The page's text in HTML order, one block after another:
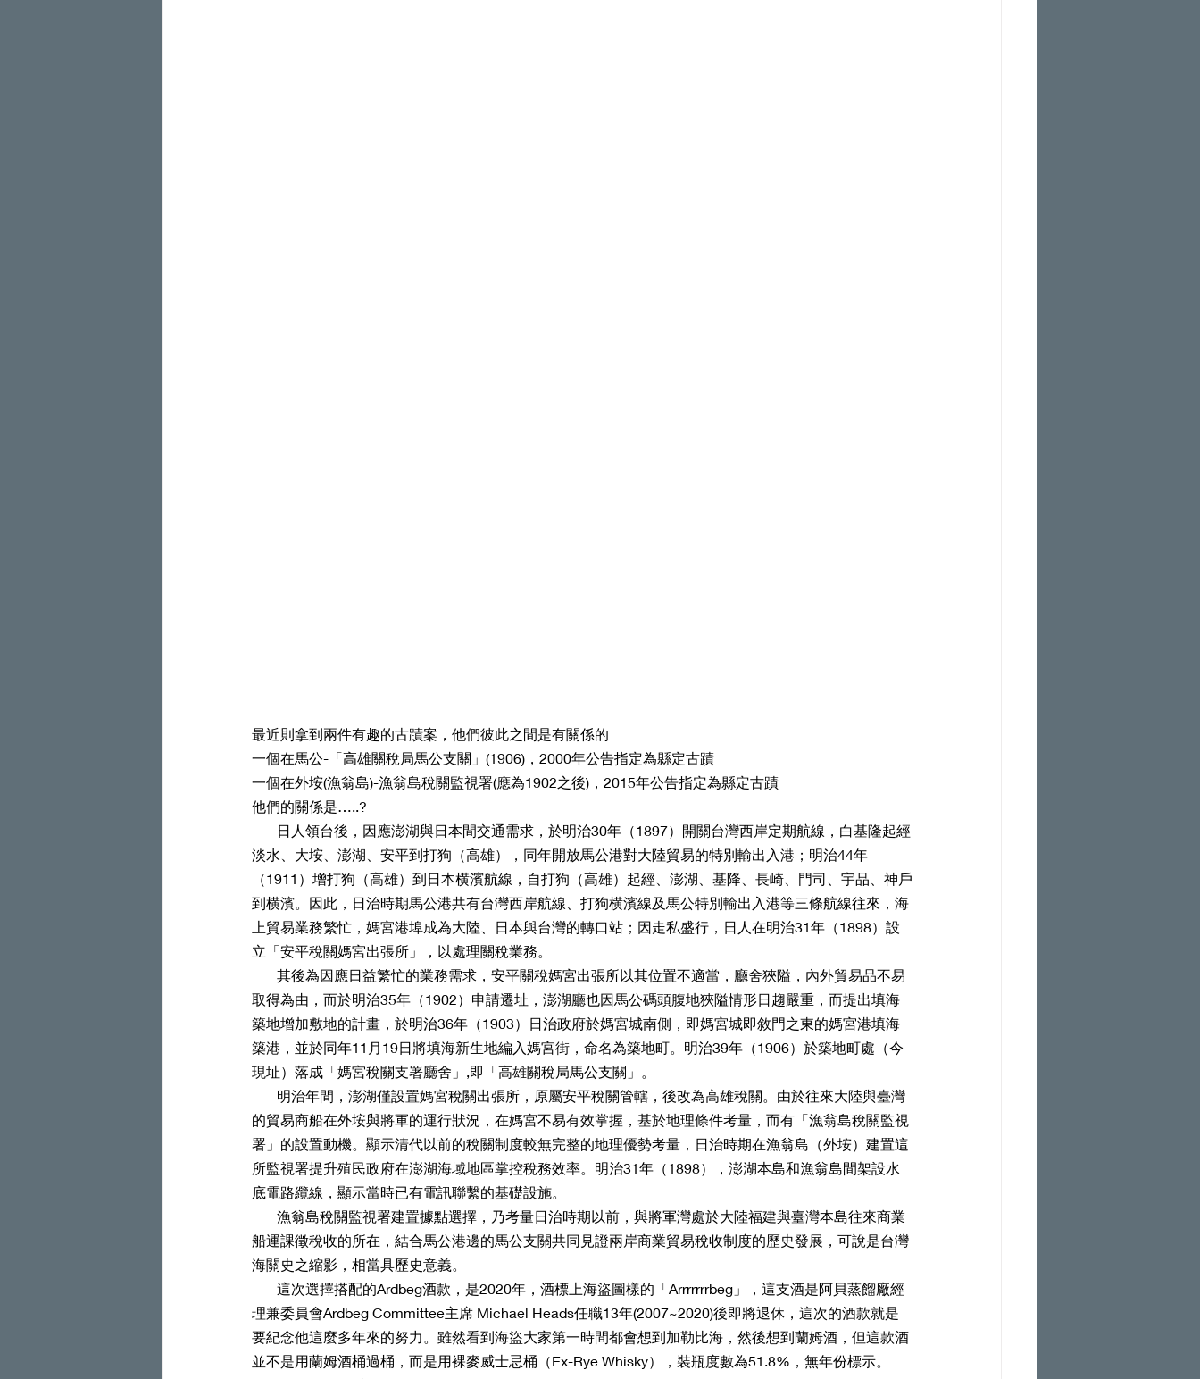
最近則拿到兩件有趣的古蹟案，他們彼此之間是有關係的
一個在馬公-「高雄關稅局馬公支關」(1906)，2000年公告指定為縣定古蹟
一個在外垵(漁翁島)-漁翁島稅關監視署(應為1902之後)，2015年公告指定為縣定古蹟
他們的關係是…..?
淡水、大垵、澎湖、安平到打狗（高雄），同年開放馬公港對大陸貿易的特別輸出入港；明治44年
（1911）增打狗（高雄）到日本横濱航線，自打狗（高雄）起經、澎湖、基降、長崎、門司、宇品、神戶
到横濱。因此，日治時期馬公港共有台灣西岸航線、打狗横濱線及馬公特別輸出入港等三條航線往來，海
上貿易業務繁忙，媽宮港埠成為大陸、日本與台灣的轉口站；因走私盛行，日人在明治31年（1898）設
立「安平稅關媽宮出張所」，以處理關稅業務。
取得為由，而於明治35年（1902）申請遷址，澎湖廳也因馬公碼頭腹地狹隘情形日趨嚴重，而提出填海
築地增加敷地的計畫，於明治36年（1903）日治政府於媽宮城南側，即媽宮城即敘門之東的媽宮港填海
築港，並於同年11月19日將填海新生地編入媽宮街，命名為築地町。明治39年（1906）於築地町處（今
現址）落成「媽宮稅關支署廳舍」,即「高雄關稅局馬公支關」。
的貿易商船在外垵與將軍的運行狀況，在媽宮不易有效掌握，基於地理條件考量，而有「漁翁島稅關監視
署」的設置動機。顯示清代以前的稅關制度較無完整的地理優勢考量，日治時期在漁翁島（外垵）建置這
所監視署提升殖民政府在澎湖海域地區掌控稅務效率。明治31年（1898），澎湖本島和漁翁島間架設水
底電路纜線，顯示當時已有電訊聯繫的基礎設施。
船運課徵稅收的所在，結合馬公港邊的馬公支關共同見證兩岸商業貿易稅收制度的歷史發展，可說是台灣
海關史之縮影，相當具歷史意義。
理兼委員會Ardbeg Committee主席 Michael Heads任職13年(2007~2020)後即將退休，這次的酒款就是
要紀念他這麼多年來的努力。雖然看到海盜大家第一時間都會想到加勒比海，然後想到蘭姆酒，但這款酒
並不是用蘭姆酒桶過桶，而是用裸麥威士忌桶（Ex-Rye Whisky），裝瓶度數為51.8%，無年份標示。